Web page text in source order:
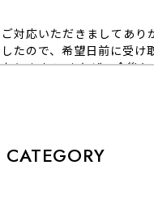
対応いただきましてあり
たので、希望日前に受け
ります！ またぜひ今後
01/16
CATEGORY